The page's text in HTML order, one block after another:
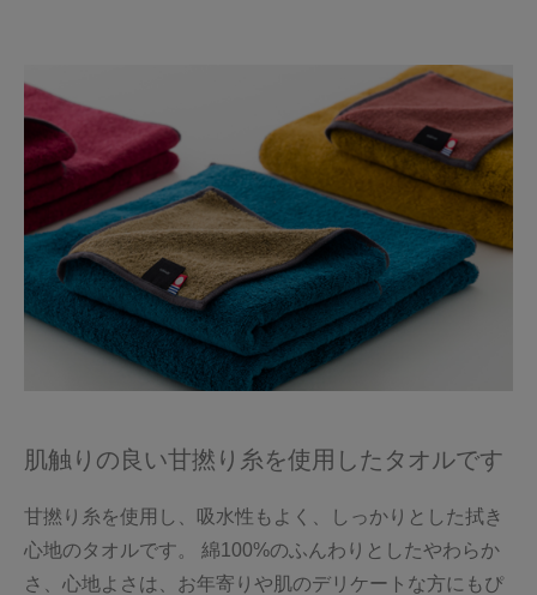
肌触りの良い甘撚り糸を使用したタオルです
甘撚り糸を使用し、吸水性もよく、しっかりとした拭き
心地のタオルです。 綿100%のふんわりとしたやわらか
さ、心地よさは、お年寄りや肌のデリケートな方にもぴ